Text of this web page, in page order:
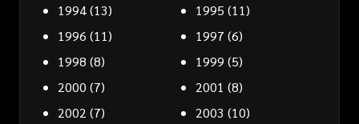
1994(13) 1995 (11)
1996 (11) 1997 (6)
1998 (8) 1999 (5)
2000 (7) 2001 (8)
2002 (7) 2003 (10)